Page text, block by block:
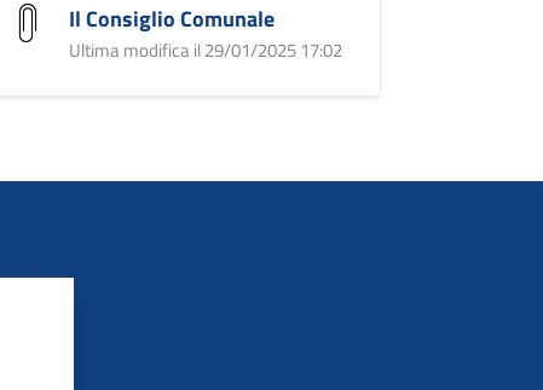
Il Consiglio Comunale
Ultima modifica il 29/01/2025 17:02